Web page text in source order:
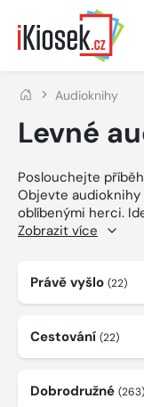
Přejít na hlavní obsah
Audioknihy
Levné
Poslouchejte
Objevte audioknihy
oblíbenými herci.
Zobrazit více
Právě vyšlo (22)
Cestování (22)
Dobrodružné (263)